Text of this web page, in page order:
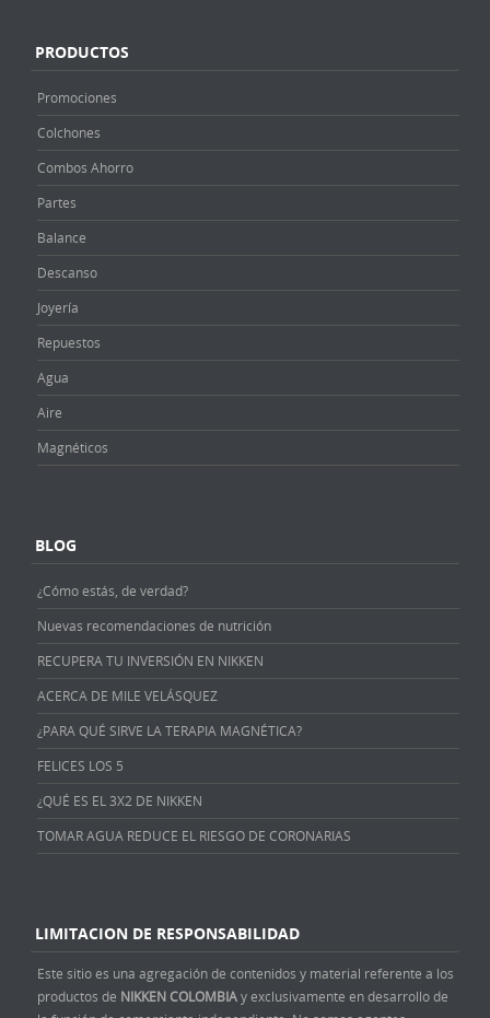
PRODUCTOS
Promociones
Colchones
Combos Ahorro
Partes
Balance
Descanso
Joyería
Repuestos
Agua
Aire
Magnéticos
BLOG
¿Cómo estás, de verdad?
Nuevas recomendaciones de nutrición
RECUPERA TU INVERSIÓN EN NIKKEN
ACERCA DE MILE VELÁSQUEZ
¿PARA QUÉ SIRVE LA TERAPIA MAGNÉTICA?
FELICES LOS 5
¿QUÉ ES EL 3X2 DE NIKKEN
TOMAR AGUA REDUCE EL RIESGO DE CORONARIAS
LIMITACION DE RESPONSABILIDAD
Este sitio es una agregación de contenidos y material referente a los
productos de NIKKEN COLOMBIAy exclusivamente en desarrollo de